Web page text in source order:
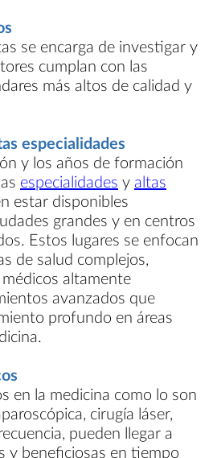
se encarga de investigar y
cumplan con las
más altos de calidad y
especialidades
y los años de formación
especialidades y altas
estar disponibles
grandes y en centros
Estos lugares se enfocan
de salud complejos,
altamente
avanzados que
profundo en áreas
en la medicina como lo son
cirugía láser,
pueden llegar a
y beneficiosas en tiempo